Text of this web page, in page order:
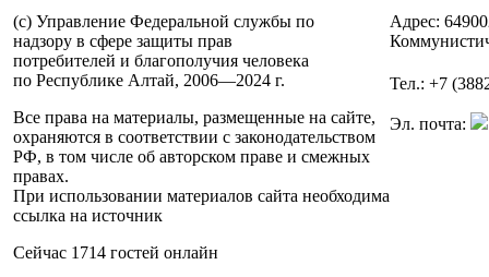
(c) Управление Федеральной службы по
надзору в сфере защиты прав
потребителей и благополучия человека
по Республике Алтай, 2006—2024 г.
Все права на материалы, размещенные на сайте,
охраняются в соответствии с законодательством
РФ, в том числе об авторском праве и смежных
правах.
При использовании материалов сайта необходима
ссылка на источник
Сейчас 1714 гостей онлайн
Адрес:
Тел.: +7
Эл. почта: